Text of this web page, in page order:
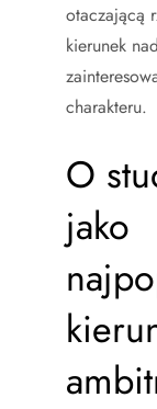
otaczającą
kierunek
charakteru.
O
jako